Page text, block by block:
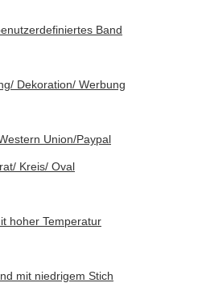
Band
Dekoration/ Werbung
Union/Paypal
Kreis/ Oval
hoher Temperatur
mit niedrigem Stich